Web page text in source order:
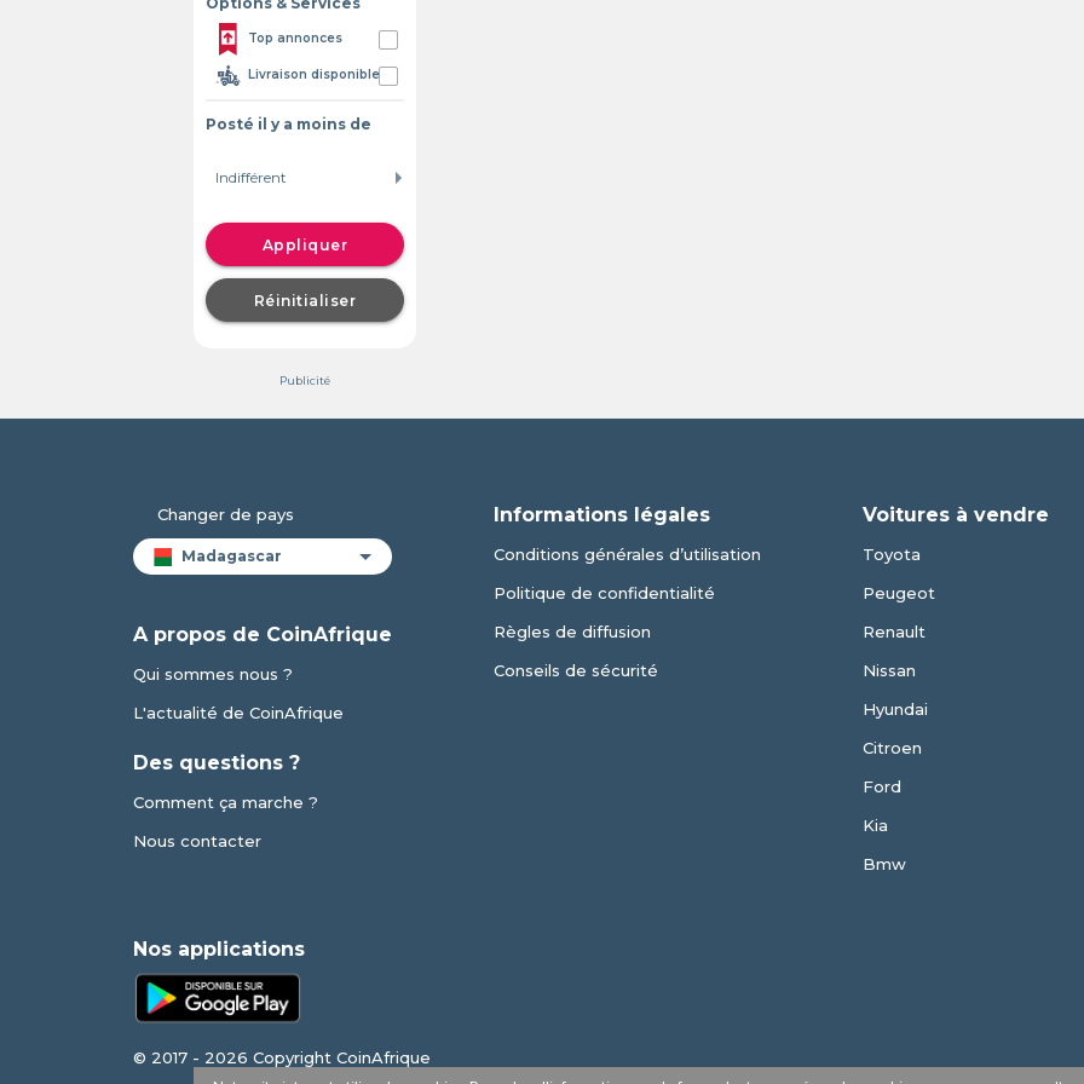
Top annonces
Livraison disponible
Posté il y a moins de
Appliquer
Réinitialiser
Publicité
Changer de pays
A propos de CoinAfrique
Qui sommes nous ?
L'actualité de CoinAfrique
Des questions ?
Comment ça marche ?
Nous contacter
Informations légales
Conditions générales d’utilisation
Politique de confidentialité
Règles de diffusion
Conseils de sécurité
Voitures à vendre
Toyota
Peugeot
Renault
Nissan
Hyundai
Citroen
Ford
Kia
Bmw
Nos applications
© 2017 - 2026 Copyright CoinAfrique